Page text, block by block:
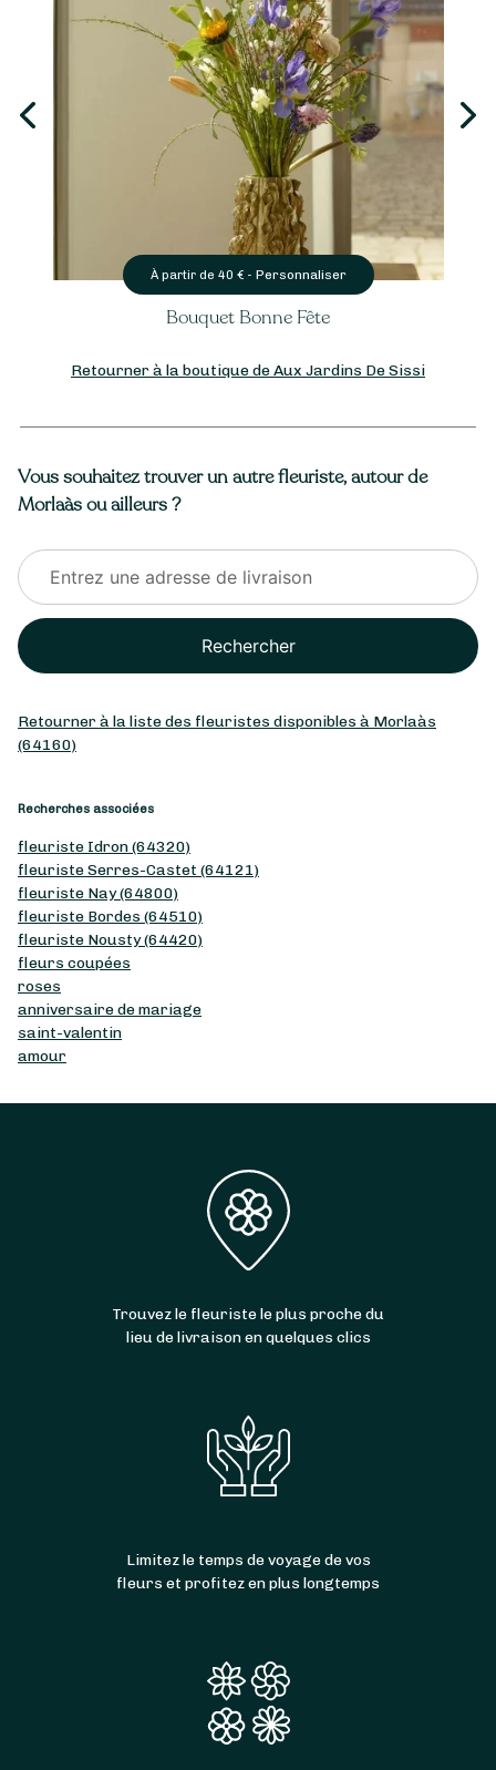
À partir de 40 € - Personnaliser
Bouquet Bonne Fête
Retourner à la boutique de Aux Jardins De Sissi
Vous souhaitez trouver un autre fleuriste, autour de
Morlaàs ou ailleurs ?
Rechercher
Retourner à la liste des fleuristes disponibles à Morlaàs
(64160)
Recherches associées
fleuriste Idron (64320)
fleuriste Serres-Castet (64121)
fleuriste Nay (64800)
fleuriste Bordes (64510)
fleuriste Nousty (64420)
fleurs coupées
roses
anniversaire de mariage
saint-valentin
amour
Trouvez le fleuriste le plus proche du
lieu de livraison en quelques clics
Limitez le temps de voyage de vos
fleurs et profitez en plus longtemps